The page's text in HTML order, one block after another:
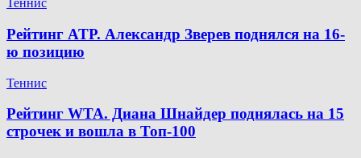
Теннис
Рейтинг ATP. Александр Зверев поднялся на 16-
ю позицию
Теннис
Рейтинг WTA. Диана Шнайдер поднялась на 15
строчек и вошла в Топ-100